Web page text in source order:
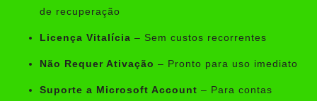
de recuperação
Licença Vitalícia – Sem custos recorrentes
Não Requer Ativação – Pronto para uso imediato
Suporte a Microsoft Account – Para contas